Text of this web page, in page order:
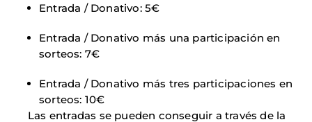
Entrada / Donativo: 5€
Entrada / Donativo más una participación en
sorteos: 7€
Entrada / Donativo más tres participaciones en
sorteos: 10€
Las entradas se pueden conseguir a través de la